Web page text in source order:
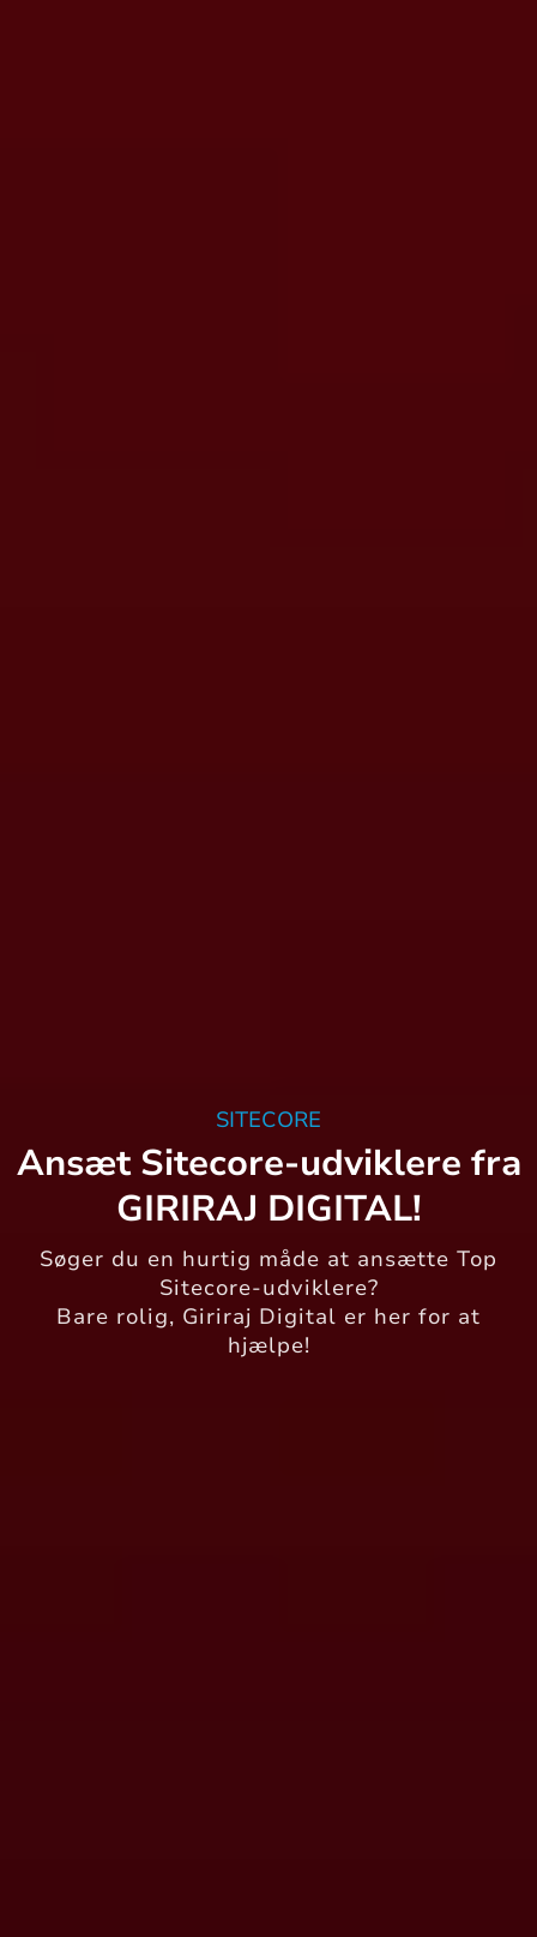
SITECORE
Ansæt Sitecore-udviklere fra
GIRIRAJ DIGITAL!
Søger du en hurtig måde at ansætte Top
Sitecore-udviklere?
Bare rolig, Giriraj Digital er her for at
hjælpe!